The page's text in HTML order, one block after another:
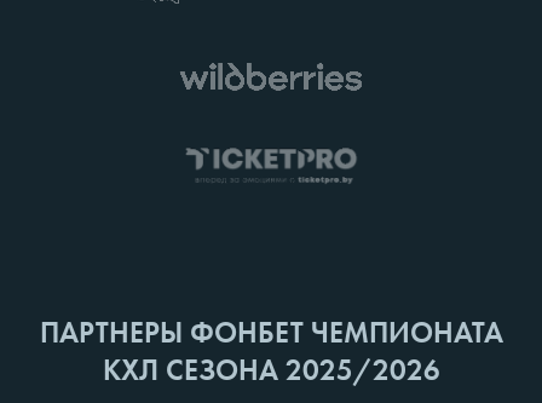
ПАРТНЕРЫ ФОНБЕТ ЧЕМПИОНАТА
КХЛ СЕЗОНА 2025/2026